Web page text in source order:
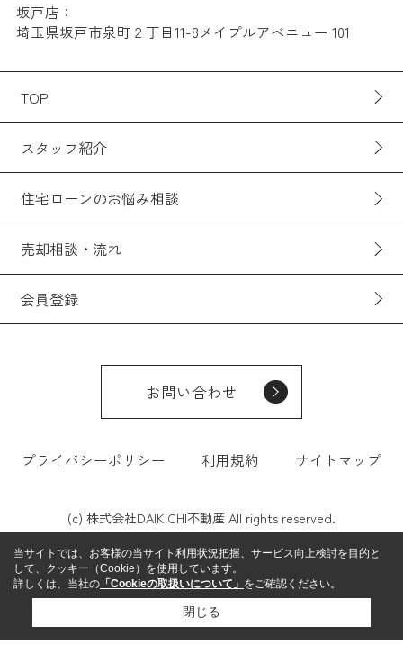
坂戸店：
埼玉県坂戸市泉町２丁目11-8メイプルアベニュー 101
TOP
スタッフ紹介
住宅ローンのお悩み相談
売却相談・流れ
会員登録
お問い合わせ
プライバシーポリシー 利用規約 サイトマップ
(c) 株式会社DAIKICHI不動産 All rights reserved.
当サイトでは、お客様の当サイト利用状況把握、サービス向上検討を目的と
して、クッキー（Cookie）を使用しています。
詳しくは、当社の 「Cookieの取扱いについて」 をご確認ください。
閉じる